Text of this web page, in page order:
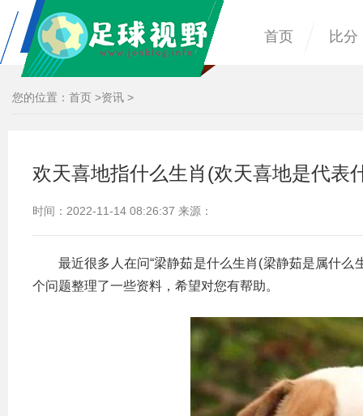
首页 比分
您的位置： 首页 >资讯 >
欢天喜地指什么生肖(欢天喜地是代表
时间：2022-11-14 08:26:37 来源：
最近很多人在问“梁静茹是什么生肖(梁静茹是属什
个问题整理了一些资料，希望对您有帮助。